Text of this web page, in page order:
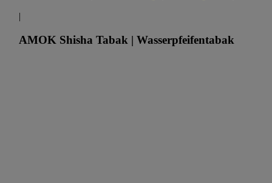
|
AMOK Shisha Tabak | Wasserpfeifentabak